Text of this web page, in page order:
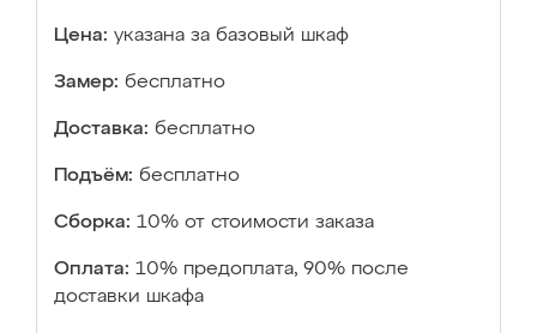
Цена: указана за базовый шкаф
Замер: бесплатно
Доставка: бесплатно
Подъём: бесплатно
Сборка: 10% от стоимости заказа
Оплата: 10% предоплата, 90% после
доставки шкафа